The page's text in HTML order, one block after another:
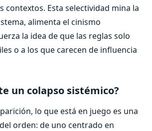
contextos. Esta selectividad mina la
alimenta el cinismo
la idea de que las reglas solo
o a los que carecen de influencia
un colapso sistémico?
lo que está en juego es una
orden: de uno centrado en